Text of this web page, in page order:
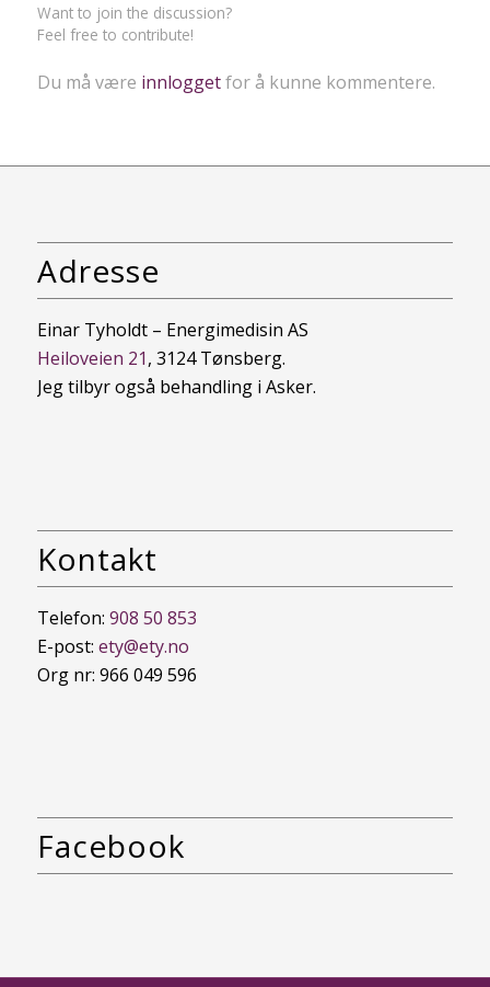
Want to join the discussion?
Feel free to contribute!
Du må være innloggetfor å kunne kommentere.
Adresse
Einar Tyholdt – Energimedisin AS
Heiloveien 21, 3124 Tønsberg.
Jeg tilbyr også behandling i Asker.
Kontakt
Telefon: 908 50 853
E-post: ety@ety.no
Org nr: 966 049 596
Facebook